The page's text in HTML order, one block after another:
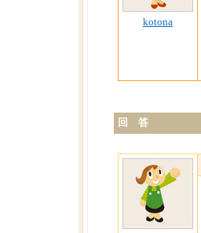
kotona
回 答